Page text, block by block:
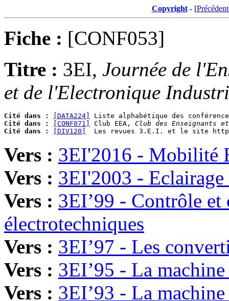
Copyright- [
Fiche : [CONF053]
Titre : 3EI, Journée de
et de l'Electronique
Cité dans :
[DATA224]
Cité dans :
[CONF071] Club EEA, Club des Enseignants
Cité dans :
[DIV120]
Vers : 3EI'2016 - Mobilité
Vers : 3EI'2003 -
Vers : 3EI’99 - Contrôle et
électrotechniques
Vers : 3EI’97 - Les
Vers : 3EI’95 - La
Vers : 3EI’93 - La